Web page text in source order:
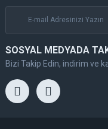
SOSYAL MEDYADA
Bizi Takip Edin, indirim ve